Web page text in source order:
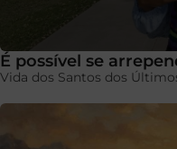
É possível se
Vida dos Santos dos